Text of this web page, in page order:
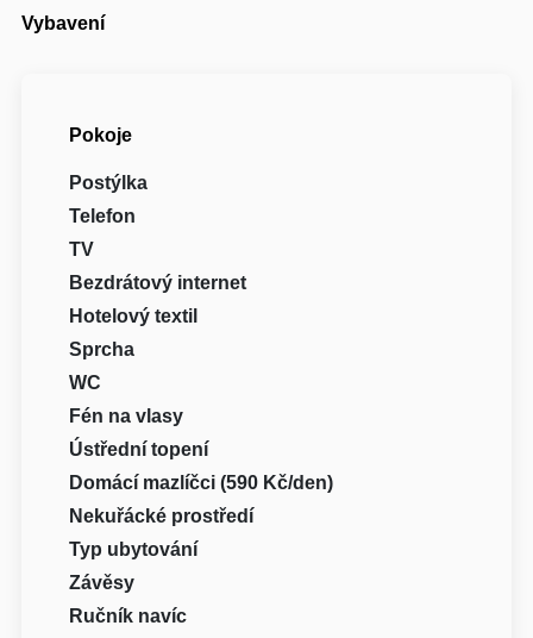
Vybavení
Pokoje
Postýlka
Telefon
TV
Bezdrátový internet
Hotelový textil
Sprcha
WC
Fén na vlasy
Ústřední topení
Domácí mazlíčci (590 Kč/den)
Nekuřácké prostředí
Typ ubytování
Závěsy
Ručník navíc